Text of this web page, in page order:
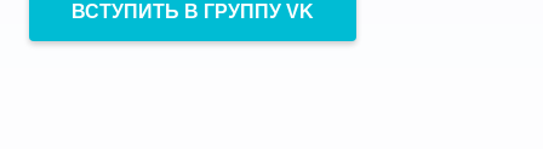
ВСТУПИТЬ В ГРУППУ VK